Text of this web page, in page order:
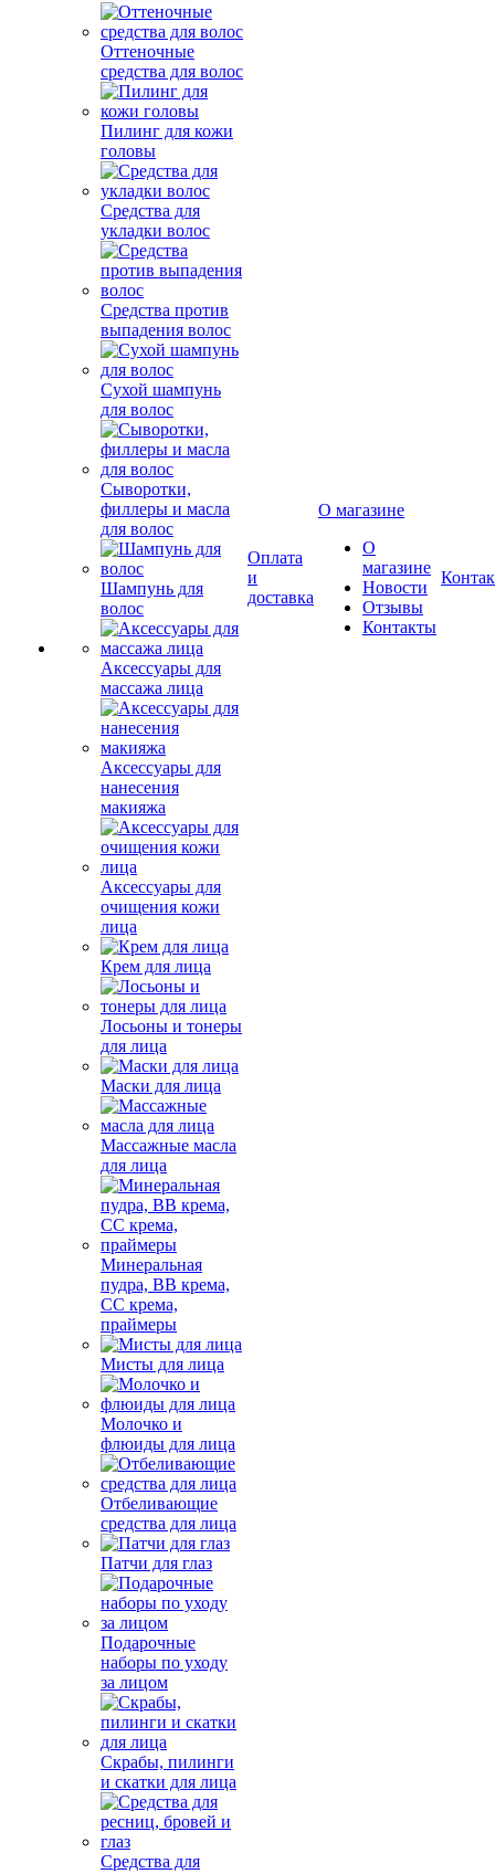
Оттеночные
средства для волос
Пилинг для кожи
головы
Средства для
укладки волос
Средства против
выпадения волос
Сухой шампунь
для волос
Сыворотки,
филлеры и масла
для волос
Шампунь для
волос
Аксессуары для
массажа лица
Аксессуары для
нанесения
макияжа
Аксессуары для
очищения кожи
лица
Крем для лица
Лосьоны и тонеры
для лица
Маски для лица
Массажные масла
для лица
Минеральная
пудра, BB крема,
СС крема,
праймеры
Мисты для лица
Молочко и
флюиды для лица
Отбеливающие
средства для лица
Патчи для глаз
Подарочные
наборы по уходу
за лицом
Скрабы, пилинги
и скатки для лица
Средства для
Оплата
и
доставка
О магазине
О
магазине
Новости
Отзывы
Контакты